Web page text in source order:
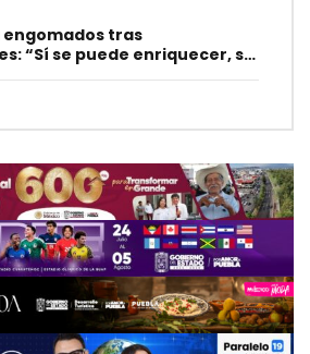
tras
“Sí se puede enriquecer, se